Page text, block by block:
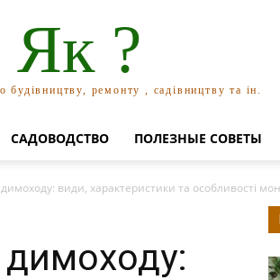
Як ?
будівництву, ремонту , садівництву та ін.
САДОВОДСТВО ПОЛЕЗНЫЕ СОВЕТЫ
види, характеристики та особливості